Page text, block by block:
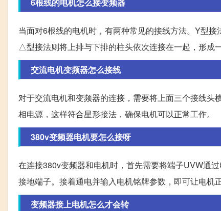
6根线的电机怎么接变频器
当面对6根线的电机时，有两种常见的接线方法。Y型
△型接法则将上排与下排的柱头依次连接在一起，形成
交流电机变频器怎么接线
对于交流电机和变频器的连接，需要将上面三个接线
相电源，这样符合星形接法，确保电机可以正常工作。
380v变频器电机要怎么接呀
在连接380v变频器和电机时，首先需要将端子UVW通
接地端子。接着通电并输入电机铭牌参数，即可让电机正
变频器接上电机怎么才会转